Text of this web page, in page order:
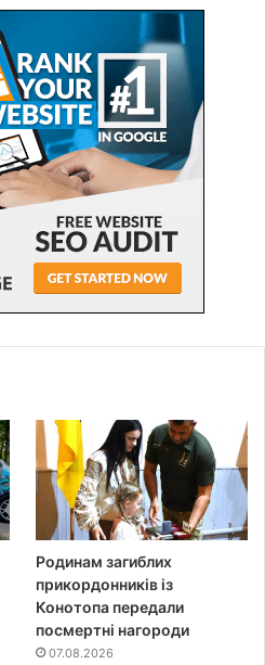
Родинам загиблих
прикордонників із
Конотопа передали
посмертні нагороди
07.08.2026